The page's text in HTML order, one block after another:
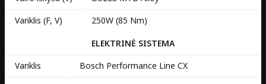
Variklis (F, V)
250W (85 Nm)
ELEKTRINĖ SISTEMA
Variklis
Bosch Performance Line CX